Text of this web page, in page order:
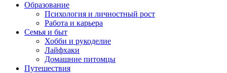
Образование
Психология и личностный рост
Работа и карьера
Семья и быт
Хобби и рукоделие
Лайфхаки
Домашние питомцы
Путешествия